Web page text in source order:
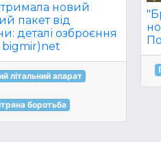
новий
пакет від
деталі озброєння
літальний апарат
боротьба